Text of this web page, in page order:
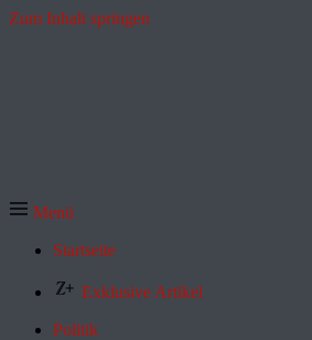
Zum Inhalt springen
Menü
Startseite
Exklusive Artikel
Politik